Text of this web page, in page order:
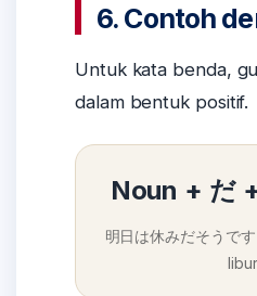
6. Contoh
Untuk kata benda,
dalam bentuk positif.
Noun + だ
明日は休みだそうで
libur